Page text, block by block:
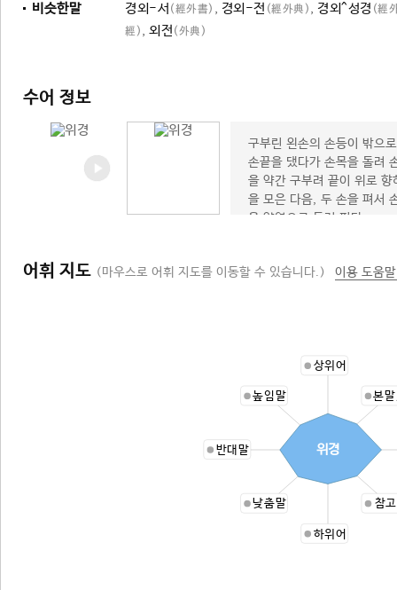
비슷한말 경외-서 (經外書) , 경외-전 (經外典) , 경외^성경 (經
經) , 외전 (外典)
수어 정보
구부린 왼손의 손등이 밖으
손끝을 댔다가 손목을 돌려
을 약간 구부려 끝이 위로
을 모은 다음, 두 손을 펴서
을 양옆으로 돌려 편다.
어휘 지도 (마우스로 어휘 지도를 이동할 수 있습니다.) 이용 도움
상위어
본
참
하위어
낮춤말
반대말
높임말
위경